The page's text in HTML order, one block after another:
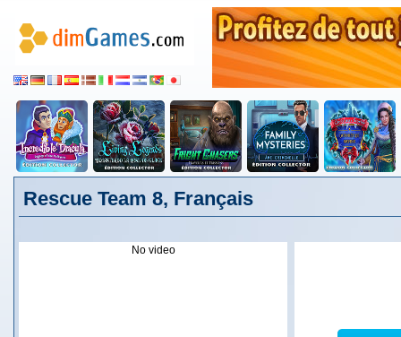
Rescue Team 8, Français
No video